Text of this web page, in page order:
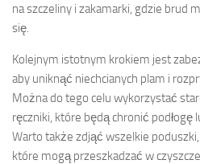
na szczeliny i zakamarki, gdzie brud
się.
Kolejnym istotnym krokiem jest
aby uniknąć niechcianych plam i
Można do tego celu wykorzystać
ręczniki, które będą chronić podłogę
Warto także zdjąć wszelkie
które mogą przeszkadzać w